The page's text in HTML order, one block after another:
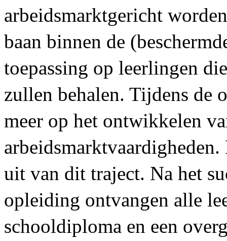
arbeidsmarktgericht
baan binnen de
toepassing op leerlingen
zullen behalen. Tijdens de
meer op het ontwikkelen
uit van dit traject. Na het
opleiding ontvangen alle
schooldiploma en een